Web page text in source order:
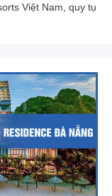
Việt Nam, quy tụ